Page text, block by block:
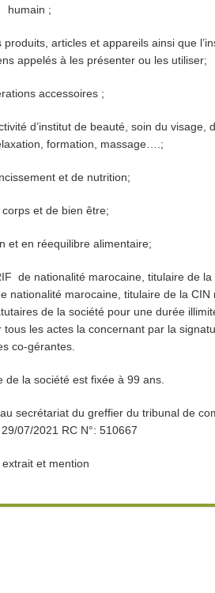
humain ;
articles et appareils ainsi que
appelés à les présenter ou les utiliser;
accessoires ;
d’institut de beauté, soin du visage,
formation, massage….;
et de nutrition;
et de bien être;
et en réequilibre alimentaire;
de nationalité marocaine, titulaire de
nationalité marocaine, titulaire de la CIN
de la société pour une durée
les actes la concernant par la
co-gérantes.
de la société est fixée à 99 ans.
secrétariat du greffier du tribunal de
07/2021 RC N°: 510667
extrait et mention